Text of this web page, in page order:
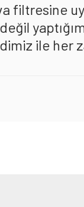
filtresine
ile her